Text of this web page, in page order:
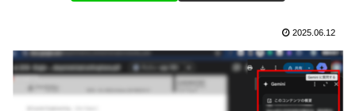
2025.06.12